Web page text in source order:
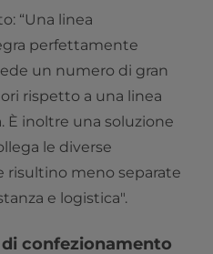
“Una linea
perfettamente
un numero di gran
rispetto a una linea
È inoltre una soluzione
le diverse
risultino meno separate
e logistica".
confezionamento